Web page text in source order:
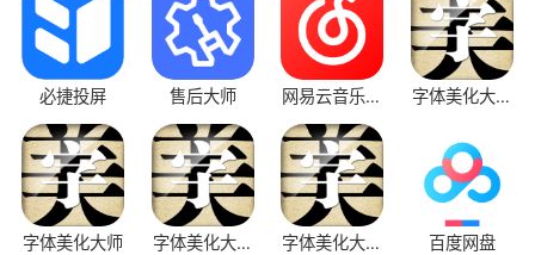
必捷投屏 售后大师
网易云音乐最
新版
字体美化大师
字体美化大师
字体美化大师
字体美化大师
百度网盘